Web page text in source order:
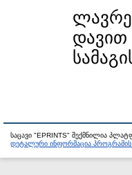
დავით
საცავი "EPRINTS" შექმნილია
დეტალური ინფორმაცია პროგრამის